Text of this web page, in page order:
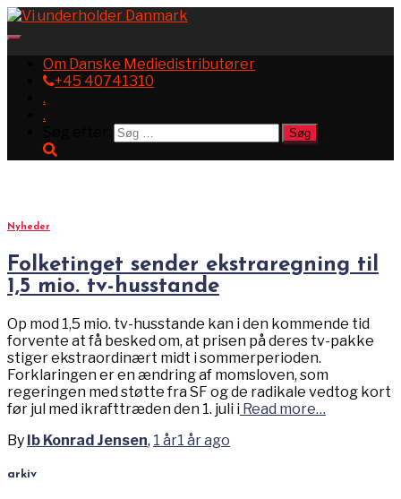
NavigationOm Danske Mediedistributører
+45 40741310
.
.
Nyheder
Folketinget sender ekstraregning til
1,5 mio. tv-husstande
Op mod 1,5 mio. tv-husstande kan i den kommende tid
forvente at få besked om, at prisen på deres tv-pakke
stiger ekstraordinært midt i sommerperioden.
Forklaringen er en ændring af momsloven, som
regeringen med støtte fra SF og de radikale vedtog kort
før jul med ikrafttræden den 1. juli i Read more…
By Ib Konrad Jensen, 1 år1 årago
arkiv